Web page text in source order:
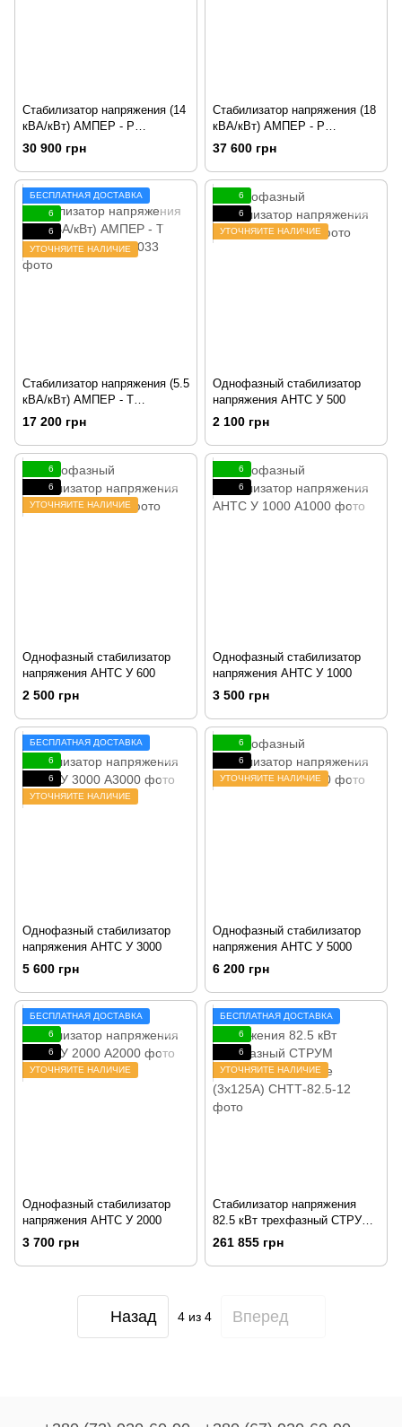
Стабилизатор напряжения (14
кВА/кВт) АМПЕР - Р
16 - 1/63А v2.1
30 900 грн
Стабилизатор напряжения (18
кВА/кВт) АМПЕР - Р
16 - 1/80А v2.1
37 600 грн
БЕСПЛАТНАЯ ДОСТАВКА
6
6
УТОЧНЯЙТЕ НАЛИЧИЕ
Стабилизатор напряжения (5.5
кВА/кВт) АМПЕР - Т
16 - 1/25А v2.1
17 200 грн
6
6
УТОЧНЯЙТЕ НАЛИЧИЕ
Однофазный стабилизатор
напряжения АНТС У 500
2 100 грн
6
6
УТОЧНЯЙТЕ НАЛИЧИЕ
Однофазный стабилизатор
напряжения АНТС У 600
2 500 грн
6
6
Однофазный стабилизатор
напряжения АНТС У 1000
3 500 грн
БЕСПЛАТНАЯ ДОСТАВКА
6
6
УТОЧНЯЙТЕ НАЛИЧИЕ
Однофазный стабилизатор
напряжения АНТС У 3000
5 600 грн
6
6
УТОЧНЯЙТЕ НАЛИЧИЕ
Однофазный стабилизатор
напряжения АНТС У 5000
6 200 грн
БЕСПЛАТНАЯ ДОСТАВКА
6
6
УТОЧНЯЙТЕ НАЛИЧИЕ
Однофазный стабилизатор
напряжения АНТС У 2000
3 700 грн
БЕСПЛАТНАЯ ДОСТАВКА
6
6
УТОЧНЯЙТЕ НАЛИЧИЕ
Стабилизатор напряжения
82.5 кВт трехфазный СТРУМ
СНТТ-82.5-12 Home (3x125А)
261 855 грн
Назад 4из 4 Вперед